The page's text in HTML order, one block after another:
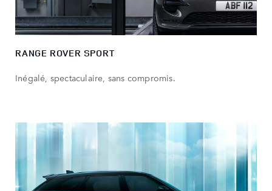
RANGE ROVER SPORT
Inégalé, spectaculaire, sans compromis.